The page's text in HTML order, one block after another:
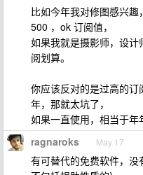
比如今年我对修图感兴
500 ，ok 订阅值，
如果我就是摄影师，设
阅划算。
你应该反对的是过高的
年，那就太坑了，
如果一直使用，相当于年
ragnaroks May 17
有可替代的免费软件，